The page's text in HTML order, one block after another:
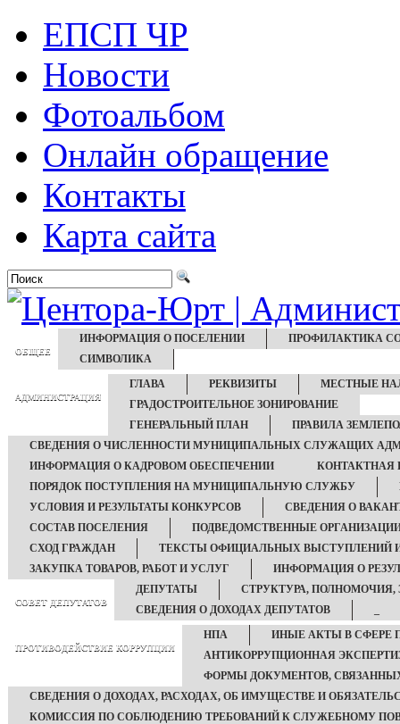
ЕПСП ЧР
Новости
Фотоальбом
Онлайн обращение
Контакты
Карта сайта
ОБЩЕЕ
ИНФОРМАЦИЯ О ПОСЕЛЕНИИ
ПРОФИЛАКТИКА
СИМВОЛИКА
АДМИНИСТРАЦИЯ
ГЛАВА РЕКВИЗИТЫ
МЕСТНЫЕ
ГРАДОСТРОИТЕЛЬНОЕ ЗОНИРОВАНИЕ
ГЕНЕРАЛЬНЫЙ ПЛАН
ПРАВИЛА
СВЕДЕНИЯ О ЧИСЛЕННОСТИ МУНИЦИПАЛЬНЫХ СЛУЖАЩИХ
ИНФОРМАЦИЯ О КАДРОВОМ ОБЕСПЕЧЕНИИ
КОНТАКТНАЯ
ПОРЯДОК ПОСТУПЛЕНИЯ НА МУНИЦИПАЛЬНУЮ СЛУЖБУ
УСЛОВИЯ И РЕЗУЛЬТАТЫ КОНКУРСОВ
СВЕДЕНИЯ О
СОСТАВ ПОСЕЛЕНИЯ
ПОДВЕДОМСТВЕННЫЕ
СХОД ГРАЖДАН
ТЕКСТЫ ОФИЦИАЛЬНЫХ ВЫСТУПЛЕНИЙ
ЗАКУПКА ТОВАРОВ, РАБОТ И УСЛУГ
ИНФОРМАЦИЯ О
СОВЕТ ДЕПУТАТОВ
ДЕПУТАТЫ
СТРУКТУРА, ПОЛНОМОЧИЯ,
СВЕДЕНИЯ О ДОХОДАХ ДЕПУТАТОВ
ПРОТИВОДЕЙСТВИЕ КОРРУПЦИИ
НПА
ИНЫЕ АКТЫ В СФЕРЕ
АНТИКОРРУПЦИОННАЯ
ФОРМЫ ДОКУМЕНТОВ,
СВЕДЕНИЯ О ДОХОДАХ, РАСХОДАХ, ОБ ИМУЩЕСТВЕ И
КОМИССИЯ ПО СОБЛЮДЕНИЮ ТРЕБОВАНИЙ К СЛУЖЕБНОМУ